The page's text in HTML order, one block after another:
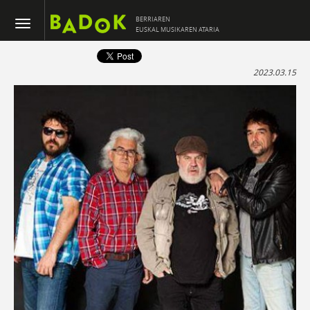
BERRIAREN
EUSKAL MUSIKAREN ATARIA
2023.03.15